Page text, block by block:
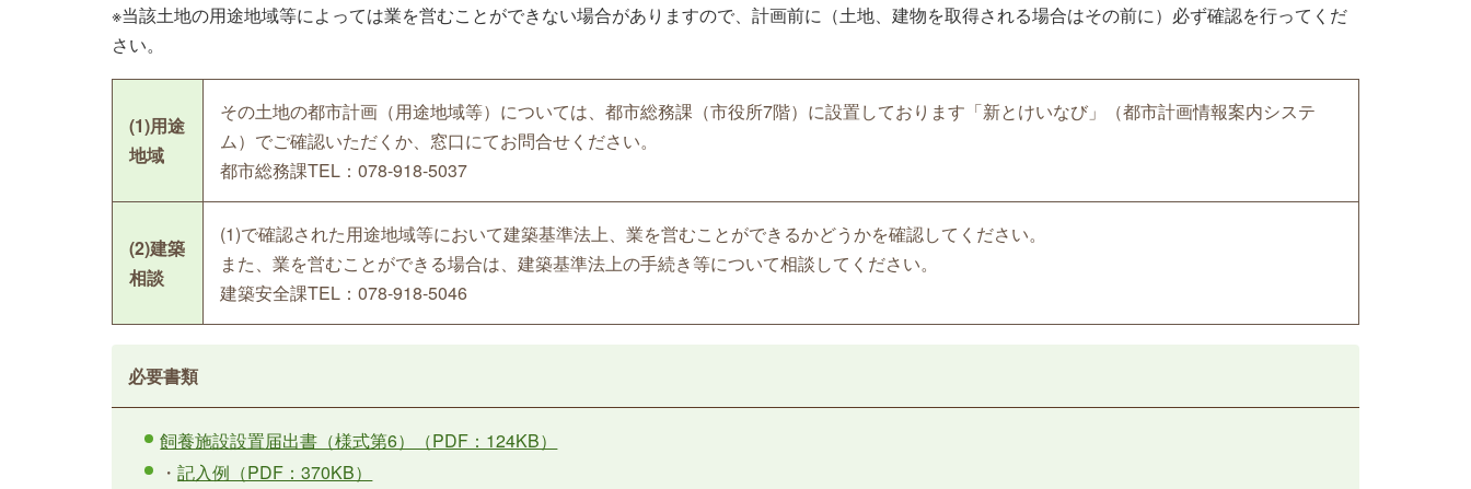
※当該土地の用途地域等によっては業を営むことができない場合がありますので、計画前に（土地、建物を取得される場合はその前に）必ず確認を行ってくだ
さい。
(1)用途
地域
その土地の都市計画（用途地域等）については、都市総務課（市役所7階）に設置しております「新とけいなび」（都市計画情報案内システ
ム）でご確認いただくか、窓口にてお問合せください。
都市総務課TEL：078-918-5037
(2)建築
相談
(1)で確認された用途地域等において建築基準法上、業を営むことができるかどうかを確認してください。
また、業を営むことができる場合は、建築基準法上の手続き等について相談してください。
建築安全課TEL：078-918-5046
必要書類
飼養施設設置届出書（様式第6）（PDF：124KB）
・記入例（PDF：370KB）